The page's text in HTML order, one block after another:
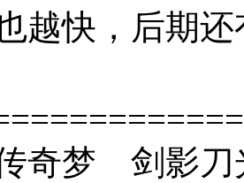
越快，后期
奇梦 剑影